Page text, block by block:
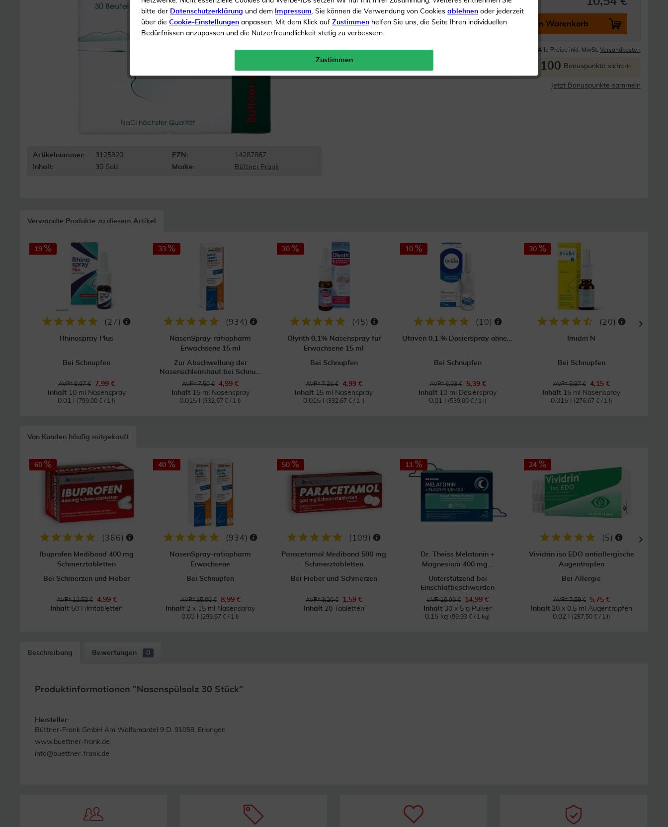
Artikelnummer: 3125820 PZN:
14287867
Inhalt:
30 Salz Marke: Büttner Frank
Inhalt30 Salz
Menge: In den Warenkorb
Gratis Versand ab 19 € Alle Preise inkl. MwSt. Versandkosten
100 Bonuspunkte sichern
Jetzt Bonuspunkte sammeln
Verwandte Produkte zu diesem Artikel
19
(27 )
Rhinospray Plus
Bei Schnupfen
AVP* 9,97 €
7,99 €
Inhalt 10 ml Nasenspray
0.01 l
(799,00 € / 1 l)
33
(934)
NasenSpray-ratiopharm
Erwachsene 15 ml
Zur Abschwellung der
Nasenschleimhaut bei Schnu...
AVP* 7,50 €
4,99 €
Inhalt 15 ml Nasenspray
0.015 l
(332,67 € / 1 l)
30
(45)
Olynth 0,1% Nasenspray für
Erwachsene 15 ml
Bei Schnupfen
AVP* 7,21 €
4,99 €
Inhalt 15 ml Nasenspray
0.015 l
(332,67 € / 1 l)
10
( 10)
Otriven 0,1 % Dosierspray ohne...
Bei Schnupfen
AVP* 6,03 €
5,39 €
Inhalt 10 ml Dosierspray
0.01 l
(539,00 € / 1 l)
30
(20)
Imidin N
Bei Schnupfen
AVP* 5,97 €
4,15 €
Inhalt 15 ml Nasenspray
0.015 l
(276,67 € / 1 l)
Von Kunden häufig mitgekauft
60
(366)
Ibuprofen Medibond 400 mg
Schmerztabletten
Bei Schmerzen und Fieber
AVP* 12,52 €
4,99 €
Inhalt 50 Filmtabletten
40
(934)
NasenSpray-ratiopharm
Erwachsene
Bei Schnupfen
AVP* 15,00 €
8,99 €
Inhalt 2 x 15 ml Nasenspray
0.03 l
(299,67 € / 1 l)
50
( 109)
Paracetamol Medibond 500 mg
Schmerztabletten
Bei Fieber und Schmerzen
AVP* 3,20 €
1,59 €
Inhalt 20 Tabletten
11
Dr. Theiss Melatonin +
Magnesium 400 mg...
Unterstützend bei
Einschlafbeschwerden
UVP 16,99 €
14,99 €
Inhalt 30 x 5 g Pulver
0.15 kg (99,93 € / 1 kg)
24
(5)
Vividrin iso EDO antiallergische
Augentropfen
Bei Allergie
AVP* 7,59 €
5,75 €
Inhalt 20 x 0.5 ml Augentropfen
0.02 l
(287,50 € / 1 l)
Beschreibung Bewertungen 0
Produktinformationen "Nasenspülsalz 30 Stück"
Hersteller:
Büttner-Frank GmbH Am Wolfsmantel 9 D. 91058, Erlangen
www.buettner-frank.de
info@buettner-frank.de
bitte der Datenschutzerklärung und dem Impressum. Sie können die Verwendung von Cookies ablehnen oder jederzeit
über die Cookie-Einstellungen anpassen. Mit dem Klick auf Zustimmen helfen Sie uns, die Seite Ihren individuellen
Bedürfnissen anzupassen und die Nutzerfreundlichkeit stetig zu verbessern.
Zustimmen